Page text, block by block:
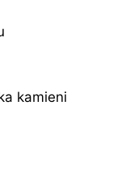
kamieni